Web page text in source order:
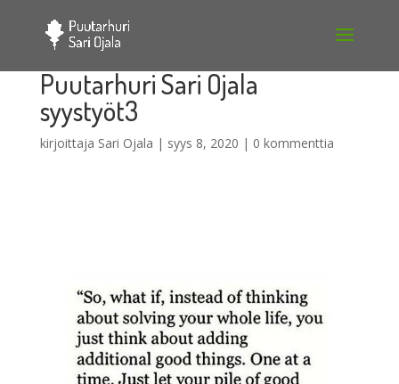
Puutarhuri Sari Ojala
syystyöt3
kirjoittaja Sari Ojala | syys 8, 2020 | 0 kommenttia